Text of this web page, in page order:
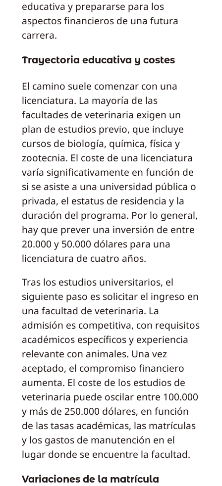
educativa y prepararse para los
aspectos financieros de una futura
carrera.
Trayectoria educativa y costes
El camino suele comenzar con una
licenciatura. La mayoría de las
facultades de veterinaria exigen un
plan de estudios previo, que incluye
cursos de biología, química, física y
zootecnia. El coste de una licenciatura
varía significativamente en función de
si se asiste a una universidad pública o
privada, el estatus de residencia y la
duración del programa. Por lo general,
hay que prever una inversión de entre
20.000 y 50.000 dólares para una
licenciatura de cuatro años.
Tras los estudios universitarios, el
siguiente paso es solicitar el ingreso en
una facultad de veterinaria. La
admisión es competitiva, con requisitos
académicos específicos y experiencia
relevante con animales. Una vez
aceptado, el compromiso financiero
aumenta. El coste de los estudios de
veterinaria puede oscilar entre 100.000
y más de 250.000 dólares, en función
de las tasas académicas, las matrículas
y los gastos de manutención en el
lugar donde se encuentre la facultad.
Variaciones de la matrícula